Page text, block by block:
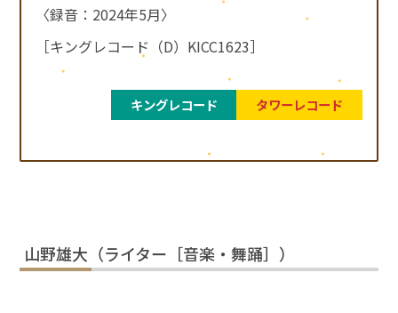
〈録音：2024年5月〉
［キングレコード（D）KICC1623］
キングレコード タワーレコード
山野雄大（ライター［音楽・舞踊］）